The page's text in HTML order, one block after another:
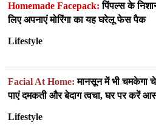
Homemade Facepack: पिंपल्स के
लिए अपनाएं मोरिंगा का यह घरेलू फेस पैक
Lifestyle
Facial At Home: मानसून में भी चमकेगा
पाएं दमकती और बेदाग त्वचा, घर पर करें
Lifestyle